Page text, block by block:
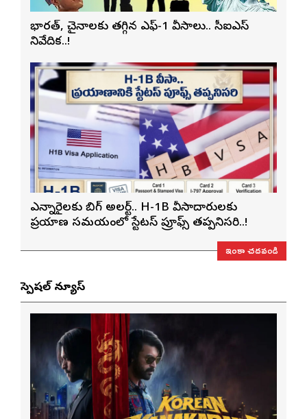
భారత్, చైనాలకు తగ్గిన ఎఫ్-1 వీసాలు.. సీఐఎస్
నివేదిక..!
ఎన్నారైలకు బిగ్ అలర్ట్.. H-1B వీసాదారులకు
ప్రయాణ సమయంలో స్టేటస్ ప్రూఫ్స్ తప్పనిసరి..!
ఇంకా చదవండి
స్పెషల్ న్యూస్